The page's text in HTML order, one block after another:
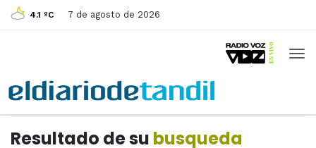
4.1 ºC 7 de agosto de 2026
Resultado de su busqueda